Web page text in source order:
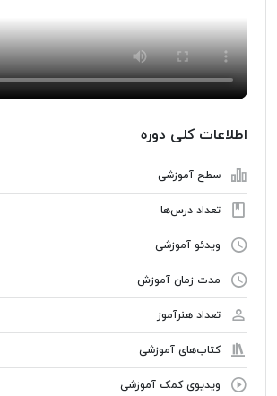
اطلاعات کلی دوره
سطح آموزشی
تعداد درس‌ها
ویدئو آموزشی
مدت زمان آموزش
تعداد هنرآموز
کتاب‌های آموزشی
ویدیوی کمک آموزشی